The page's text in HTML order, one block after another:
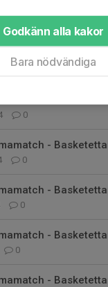
0
0
-
0
-
0
-
0
-
Godkänn alla kakor
Bara nödvändiga